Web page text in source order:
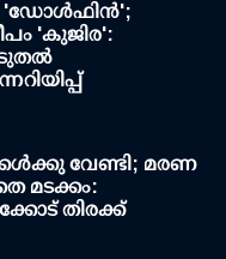
'ഡോള്‍ഫിന്‍';
'കുജിര':
വേണ്ടി; മരണ
മടക്കം:
തിരക്ക്